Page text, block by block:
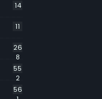
14
11
26
8
55
2
56